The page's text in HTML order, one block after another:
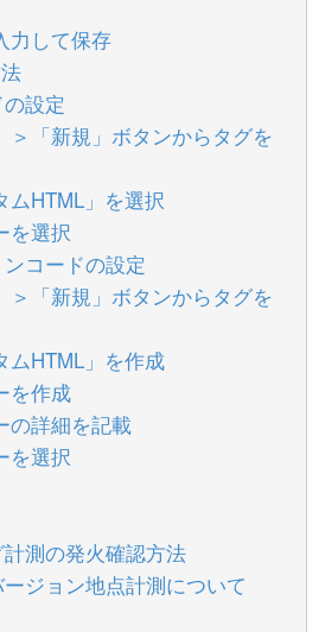
して保存
設定
「新規」ボタンからタグを
HTML」を選択
を選択
コードの設定
「新規」ボタンからタグを
HTML」を作成
を作成
詳細を記載
を選択
計測の発火確認方法
ジョン地点計測について